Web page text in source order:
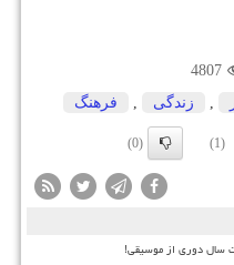
4807
زندگی فرهنگ
(1)
(0)
سال دوری از موسیقی!